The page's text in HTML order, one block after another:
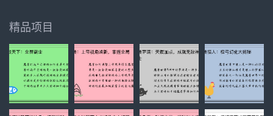
精品项目